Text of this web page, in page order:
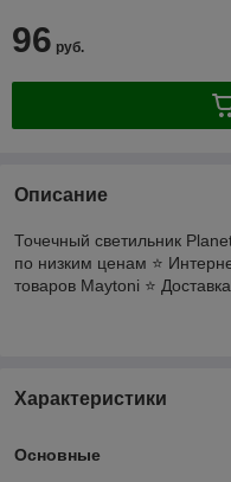
96 руб.
Описание
Точечный светильник
по низким ценам ⭐️
товаров Maytoni ⭐️
Характеристики
Основные